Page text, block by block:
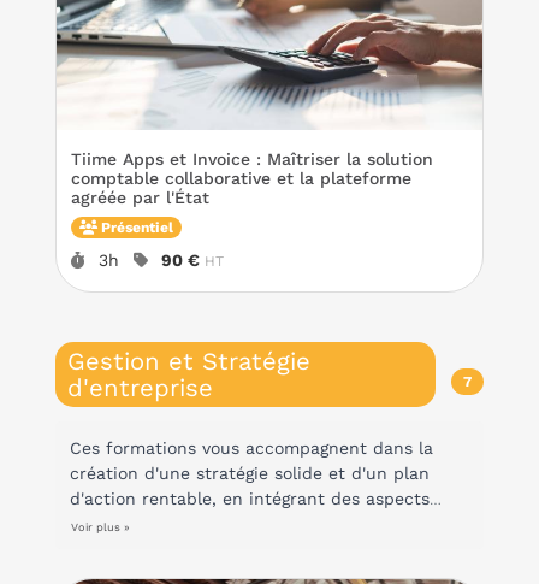
Tiime Apps et Invoice : Maîtriser la solution
comptable collaborative et la plateforme
agréée par l'État
Présentiel
Durée :
3h Prix :
90 € HT
Gestion et Stratégie
d'entreprise
7
Ces formations vous accompagnent dans la
création d'une stratégie solide et d'un plan
d'action rentable, en intégrant des aspects
fiscaux, financiers et juridiques. Vous
compte des réglementations en vigueur, à
Voir plus »